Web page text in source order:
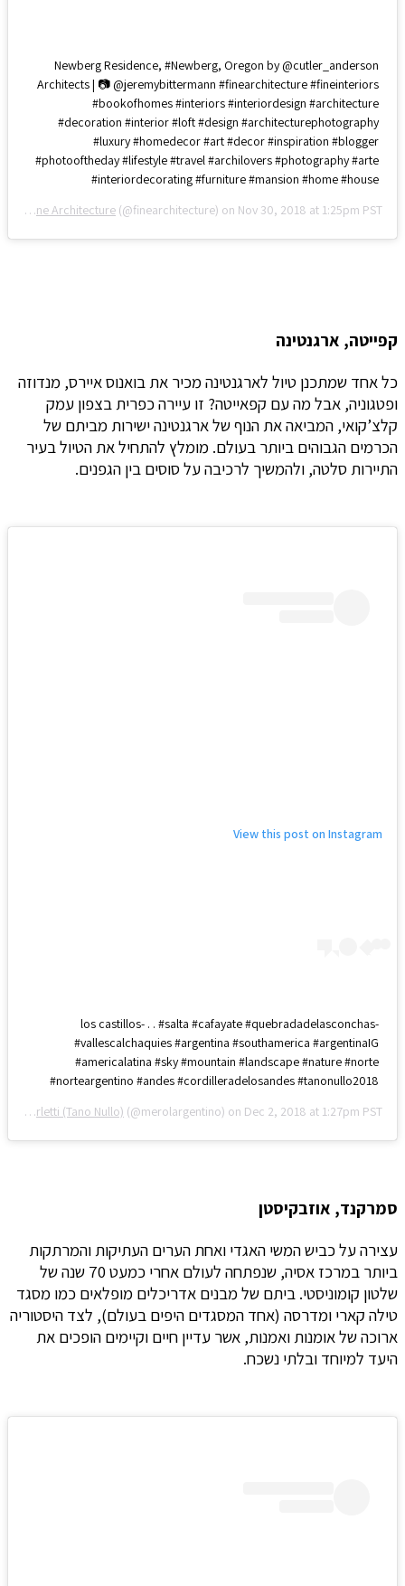
Newberg Residence, #Newberg, Oregon by @cutler_anderson
Architects | 📷 @jeremybittermann #finearchitecture #fineinteriors
#bookofhomes #interiors #interiordesign #architecture
#decoration #interior #loft #design #architecturephotography
#luxury #homedecor #art #decor #inspiration #blogger
#photooftheday #lifestyle #travel #archilovers #photography #arte
#interiordecorating #furniture #mansion #home #house
by
Fine Architecture (@finearchitecture) on Nov 30, 2018 at 1:25pm PST
קפייטה, ארגנטינה
כל אחד שמתכנן טיול לארגנטינה מכיר את בואנוס איירס, מנדוזה
ופטגוניה, אבל מה עם קפאייטה? זו עיירה כפרית בצפון עמק
קלצ’קואי, המביאה את הנוף של ארגנטינה ישירות מביתם של
הכרמים הגבוהים ביותר בעולם. מומלץ להתחיל את הטיול בעיר
התיירות סלטה, ולהמשיך לרכיבה על סוסים בין הגפנים.
View this post on Instagram
-los castillos- . . #salta #cafayate #quebradadelasconchas
#vallescalchaquies #argentina #southamerica #argentinaIG
#americalatina #sky #mountain #landscape #nature #norte
#norteargentino #andes #cordilleradelosandes #tanonullo2018
Federico Merletti (Tano Nullo) (@merolargentino) on Dec 2, 2018 at 1:27pm PST
סמרקנד, אוזבקיסטן
עצירה על כביש המשי האגדי ואחת הערים העתיקות והמרתקות
ביותר במרכז אסיה, שנפתחה לעולם אחרי כמעט 70 שנה של
שלטון קומוניסטי. ביתם של מבנים אדריכלים מופלאים כמו מסגד
טילה קארי ומדרסה (אחד המסגדים היפים בעולם), לצד היסטוריה
ארוכה של אומנות ואמנות, אשר עדיין חיים וקיימים הופכים את
היעד למיוחד ובלתי נשכח.